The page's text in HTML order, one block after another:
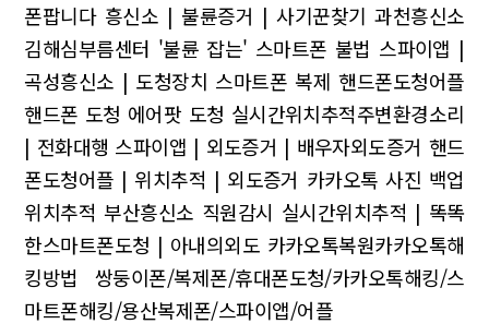
폰팝니다 흥신소 | 불륜증거 | 사기꾼찾기 과천흥신소
김해심부름센터 '불륜 잡는' 스마트폰 불법 스파이앱 |
곡성흥신소 | 도청장치 스마트폰 복제 핸드폰도청어플
핸드폰 도청 에어팟 도청 실시간위치추적주변환경소리
| 전화대행 스파이앱 | 외도증거 | 배우자외도증거 핸드
폰도청어플 | 위치추적 | 외도증거 카카오톡 사진 백업
위치추적 부산흥신소 직원감시 실시간위치추적 | 똑똑
한스마트폰도청 | 아내의외도 카카오톡복원카카오톡해
킹방법 쌍둥이폰/복제폰/휴대폰도청/카카오톡해킹/스
마트폰해킹/용산복제폰/스파이앱/어플